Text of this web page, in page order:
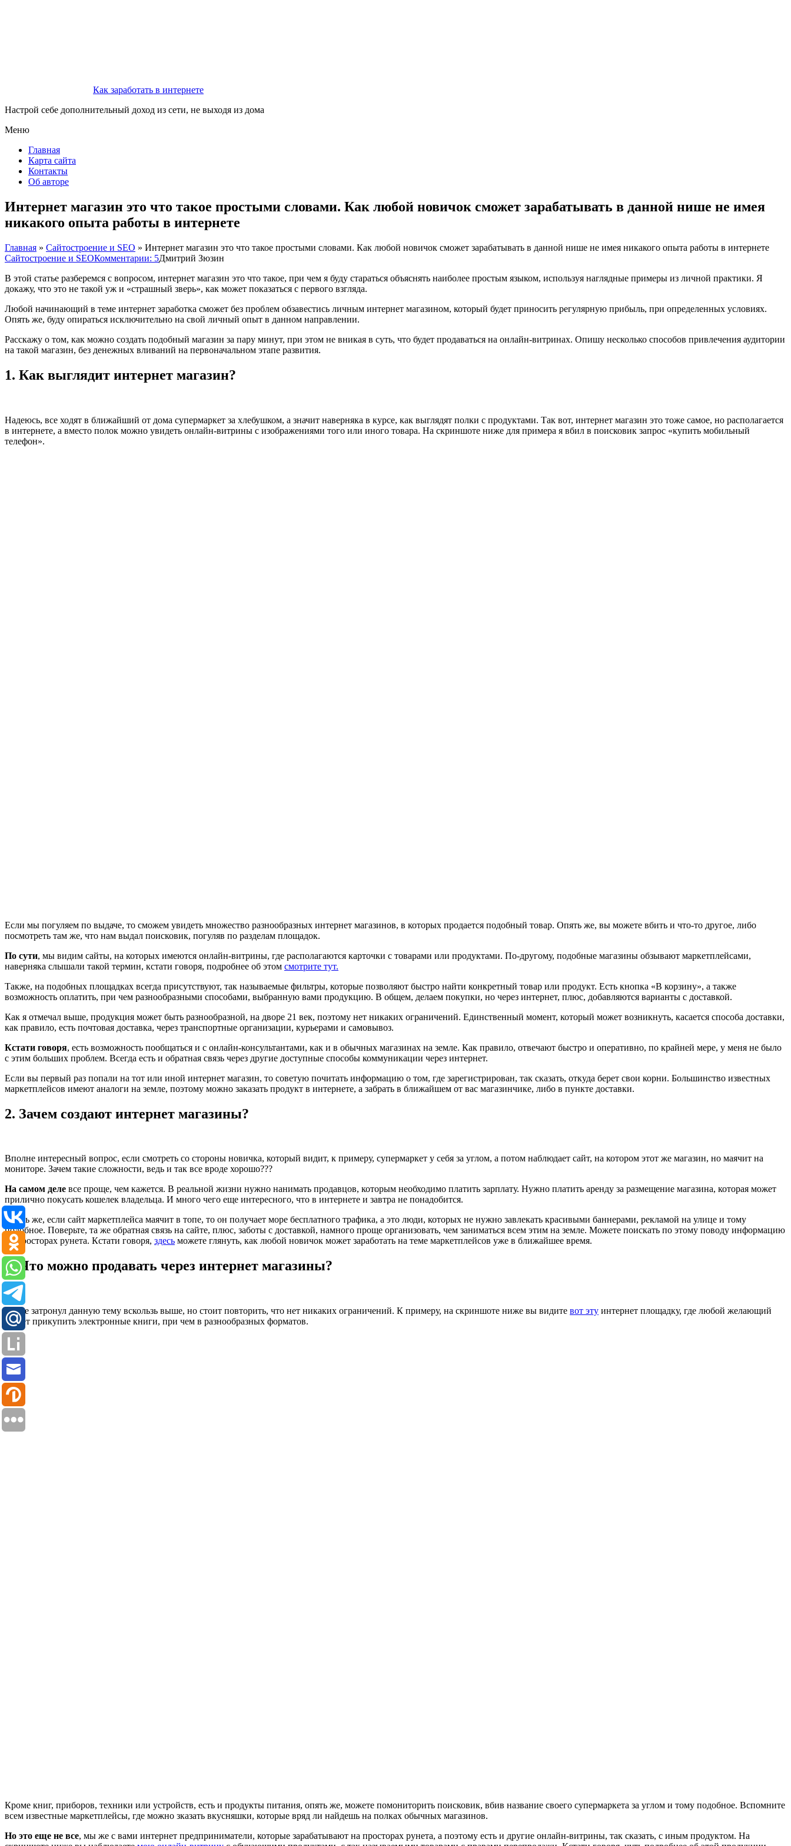
Как заработать в интернете
Настрой себе дополнительный доход из сети, не выходя из дома
Меню
Главная
Карта сайта
Контакты
Об авторе
Интернет магазин это что такое простыми словами. Как любой новичок сможет зарабатывать в данной нише не имея
никакого опыта работы в интернете
Главная » Сайтостроение и SEO » Интернет магазин это что такое простыми словами. Как любой новичок сможет зарабатывать в данной нише не имея никакого опыта работы в интернете
Сайтостроение и SEOКомментарии: 5Дмитрий Зюзин
В этой статье разберемся с вопросом, интернет магазин это что такое, при чем я буду стараться объяснять наиболее простым языком, используя наглядные примеры из личной практики. Я
докажу, что это не такой уж и «страшный зверь», как может показаться с первого взгляда.
Любой начинающий в теме интернет заработка сможет без проблем обзавестись личным интернет магазином, который будет приносить регулярную прибыль, при определенных условиях.
Опять же, буду опираться исключительно на свой личный опыт в данном направлении.
Расскажу о том, как можно создать подобный магазин за пару минут, при этом не вникая в суть, что будет продаваться на онлайн-витринах. Опишу несколько способов привлечения аудитории
на такой магазин, без денежных вливаний на первоначальном этапе развития.
1. Как выглядит интернет магазин?
Надеюсь, все ходят в ближайший от дома супермаркет за хлебушком, а значит наверняка в курсе, как выглядят полки с продуктами. Так вот, интернет магазин это тоже самое, но располагается
в интернете, а вместо полок можно увидеть онлайн-витрины с изображениями того или иного товара. На скриншоте ниже для примера я вбил в поисковик запрос «купить мобильный
телефон».
Если мы погуляем по выдаче, то сможем увидеть множество разнообразных интернет магазинов, в которых продается подобный товар. Опять же, вы можете вбить и что-то другое, либо
посмотреть там же, что нам выдал поисковик, погуляв по разделам площадок.
По сути, мы видим сайты, на которых имеются онлайн-витрины, где располагаются карточки с товарами или продуктами. По-другому, подобные магазины обзывают маркетплейсами,
наверняка слышали такой термин, кстати говоря, подробнее об этом смотрите тут.
Также, на подобных площадках всегда присутствуют, так называемые фильтры, которые позволяют быстро найти конкретный товар или продукт. Есть кнопка «В корзину», а также
возможность оплатить, при чем разнообразными способами, выбранную вами продукцию. В общем, делаем покупки, но через интернет, плюс, добавляются варианты с доставкой.
Как я отмечал выше, продукция может быть разнообразной, на дворе 21 век, поэтому нет никаких ограничений. Единственный момент, который может возникнуть, касается способа доставки,
как правило, есть почтовая доставка, через транспортные организации, курьерами и самовывоз.
Кстати говоря, есть возможность пообщаться и с онлайн-консультантами, как и в обычных магазинах на земле. Как правило, отвечают быстро и оперативно, по крайней мере, у меня не было
с этим больших проблем. Всегда есть и обратная связь через другие доступные способы коммуникации через интернет.
Если вы первый раз попали на тот или иной интернет магазин, то советую почитать информацию о том, где зарегистрирован, так сказать, откуда берет свои корни. Большинство известных
маркетплейсов имеют аналоги на земле, поэтому можно заказать продукт в интернете, а забрать в ближайшем от вас магазинчике, либо в пункте доставки.
2. Зачем создают интернет магазины?
Вполне интересный вопрос, если смотреть со стороны новичка, который видит, к примеру, супермаркет у себя за углом, а потом наблюдает сайт, на котором этот же магазин, но маячит на
мониторе. Зачем такие сложности, ведь и так все вроде хорошо???
На самом деле все проще, чем кажется. В реальной жизни нужно нанимать продавцов, которым необходимо платить зарплату. Нужно платить аренду за размещение магазина, которая может
прилично покусать кошелек владельца. И много чего еще интересного, что в интернете и завтра не понадобится.
Опять же, если сайт маркетплейса маячит в топе, то он получает море бесплатного трафика, а это люди, которых не нужно завлекать красивыми баннерами, рекламой на улице и тому
подобное. Поверьте, та же обратная связь на сайте, плюс, заботы с доставкой, намного проще организовать, чем заниматься всем этим на земле. Можете поискать по этому поводу информацию
на просторах рунета. Кстати говоря, здесь можете глянуть, как любой новичок может заработать на теме маркетплейсов уже в ближайшее время.
3. Что можно продавать через интернет магазины?
Я уже затронул данную тему вскользь выше, но стоит повторить, что нет никаких ограничений. К примеру, на скриншоте ниже вы видите вот эту интернет площадку, где любой желающий
может прикупить электронные книги, при чем в разнообразных форматов.
Кроме книг, приборов, техники или устройств, есть и продукты питания, опять же, можете помониторить поисковик, вбив название своего супермаркета за углом и тому подобное. Вспомните
всем известные маркетплейсы, где можно зказать вкусняшки, которые вряд ли найдешь на полках обычных магазинов.
Но это еще не все, мы же с вами интернет предприниматели, которые зарабатывают на просторах рунета, а поэтому есть и другие онлайн-витрины, так сказать, с иным продуктом. На